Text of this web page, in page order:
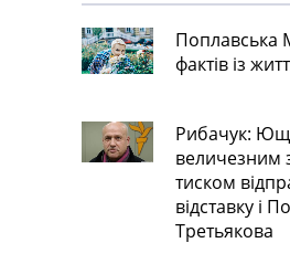
Поплавська
фактів із
Рибачук:
величезним
тиском
відставку і
Третьякова